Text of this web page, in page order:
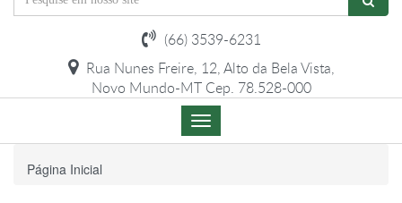
(66) 3539-6231
Rua Nunes Freire, 12, Alto da Bela Vista,
Novo Mundo-MT Cep. 78.528-000
Menu
de
Página Inicial